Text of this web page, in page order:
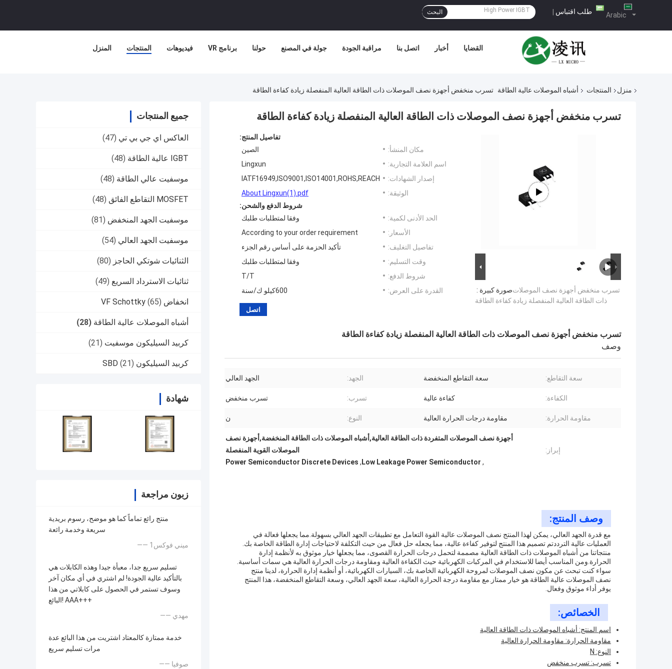
Arabic طلب اقتباس | البحث
المنزل المنتجات فيديوهات برنامج VR حولنا جولة في المصنع مراقبة الجودة اتصل بنا أخبار القضايا
منزل المنتجات أشباه الموصلات عالية الطاقة تسرب منخفض أجهزة نصف الموصلات ذات الطاقة العالية المنفصلة زيادة كفاءة الطاقة
جميع المنتجات
العاكس اي جي بي تي (47)
IGBT عالية الطاقة (48)
موسفيت عالي الطاقة (48)
MOSFET التقاطع الفائق (48)
موسفيت الجهد المنخفض (81)
موسفيت الجهد العالي (54)
الثنائيات شوتكي الحاجز (80)
ثنائيات الاسترداد السريع (49)
انخفاض VF Schottky (65)
أشباه الموصلات عالية الطاقة (28)
كربيد السيليكون موسفيت (21)
كربيد السيليكون SBD (21)
شهادة
زبون مراجعة
منتج رائع تماماً كما هو موضح، رسوم بريدية
سريعة وخدمة رائعة
—— ميني فوكس1
تسليم سريع جدا، معبأة جيدا وهذه الكابلات هي
بالتأكيد عالية الجودة! لم اشتري في أي مكان آخر
وسوف تستمر في الحصول على كابلاتي من هذا
البائع! AAA+++
—— مهدي
خدمة ممتازة كالمعتاد اشتريت من هذا البائع عدة
مرات تسليم سريع
—— صوفيا
تسرب منخفض أجهزة نصف الموصلات ذات الطاقة العالية المنفصلة زيادة كفاءة الطاقة
صورة كبيرة :تسرب منخفض أجهزة نصف الموصلات
ذات الطاقة العالية المنفصلة زيادة كفاءة الطاقة
تفاصيل المنتج:
مكان المنشأ:
الصين
اسم العلامة التجارية:
Lingxun
إصدار الشهادات:
IATF16949,ISO9001,ISO14001,ROHS,REACH
الوثيقة:
About Lingxun(1).pdf
شروط الدفع والشحن:
الحد الأدنى لكمية:
وفقا لمتطلبات طلبك
الأسعار:
According to your order requirement
تفاصيل التغليف:
تأكيد الحزمة على أساس رقم الجزء
وقت التسليم:
وفقا لمتطلبات طلبك
شروط الدفع:
T/T
القدرة على العرض:
600كيلو ك/سنة
اتصل
تسرب منخفض أجهزة نصف الموصلات ذات الطاقة العالية المنفصلة زيادة كفاءة الطاقة
وصف
سعة التقاطع: سعة التقاطع المنخفضة الجهد: الجهد العالي
الكفاءة: كفاءة عالية تسرب: تسرب منخفض
مقاومة الحرارة: مقاومة درجات الحرارة العالية النوع: ن
إبراز:
أجهزة نصف الموصلات المتفردة ذات الطاقة العالية,أشباه الموصلات ذات الطاقة المنخفضة,أجهزة نصف
الموصلات القوية المنفصلة
,
Low Leakage Power Semiconductor
,
Power Semiconductor Discrete Devices
وصف المنتج:
مع قدرة الجهد العالي، يمكن لهذا المنتج نصف الموصلات عالية القوة التعامل مع تطبيقات الجهد العالي بسهولة.مما يجعلها فعالة في
العمليات عالية الترددتم تصميم هذا المنتج لتوفير كفاءة عالية، مما يجعله حل فعال من حيث التكلفة لاحتياجات إدارة الطاقة الخاصة بك.
منتجاتنا من أشباه الموصلات ذات الطاقة العالية مصممة لتحمل درجات الحرارة القصوى، مما يجعلها خيار موثوق به لأنظمة إدارة
الحرارة.ومن المناسب أيضا للاستخدام في المركبات الكهربائية حيث الكفاءة العالية ومقاومة درجات الحرارة العالية هي سمات أساسية.
سواء كنت تبحث عن مكون نصف الموصلات لمروحة الكهربائية الخاصة بك، السيارات الكهربائية، أو أنظمة إدارة الحرارة، لدينا منتج
نصف الموصلات عالية الطاقة هو خيار ممتاز.مع مقاومة درجة الحرارة العالية، سعة الجهد العالي، وسعة التقاطع المنخفضة، هذا المنتج
يوفر أداء موثوق وفعال.
الخصائص:
اسم المنتج: أشباه الموصلات ذات الطاقة العالية
مقاومة الحرارة: مقاومة الحرارة العالية
النوع: N
تسرب: تسرب منخفض